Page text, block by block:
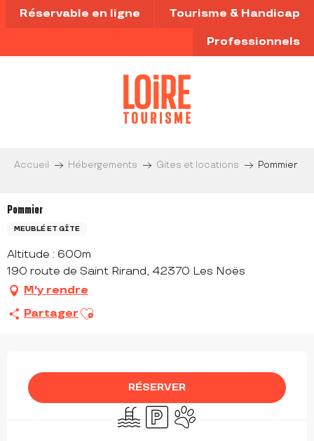
Aller
au
principal
Réservable en ligne Tourisme & Handicap
Professionnels
Accueil Hébergements Gites et locations Pommier
Pommier
MEUBLÉ ET GÎTE
Altitude : 600m
190 route de Saint Rirand, 42370 Les Noës
M'y rendre
Partager Ajouter aux favoris
OUVERTURE ET COORDONNÉES
RÉSERVER
PiscineParkingAnimaux acceptés